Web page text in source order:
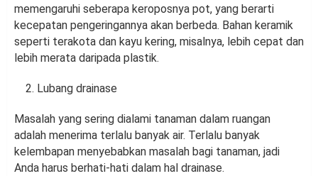
memengaruhi seberapa keroposnya pot, yang berarti
kecepatan pengeringannya akan berbeda. Bahan keramik
seperti terakota dan kayu kering, misalnya, lebih cepat dan
lebih merata daripada plastik.
Lubang drainase
Masalah yang sering dialami tanaman dalam ruangan
adalah menerima terlalu banyak air. Terlalu banyak
kelembapan menyebabkan masalah bagi tanaman, jadi
Anda harus berhati-hati dalam hal drainase.